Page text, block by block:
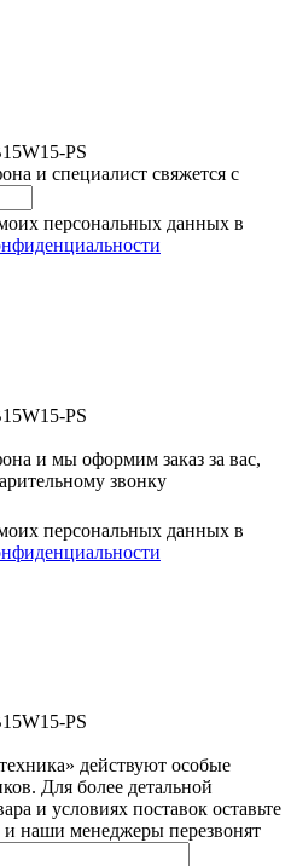
PS
и специалист свяжется с
персональных данных в
PS
и мы оформим заказ за вас,
звонку
персональных данных в
PS
действуют особые
Для более детальной
и условиях поставок оставьте
наши менеджеры перезвонят